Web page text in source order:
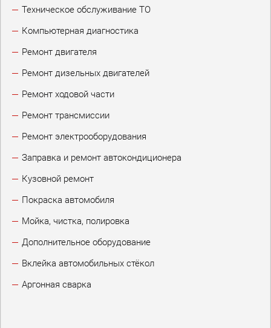
Техническое обслуживание ТО
Компьютерная диагностика
Ремонт двигателя
Ремонт дизельных двигателей
Ремонт ходовой части
Ремонт трансмиссии
Ремонт электрооборудования
Заправка и ремонт автокондиционера
Кузовной ремонт
Покраска автомобиля
Мойка, чистка, полировка
Дополнительное оборудование
Вклейка автомобильных стёкол
Аргонная сварка